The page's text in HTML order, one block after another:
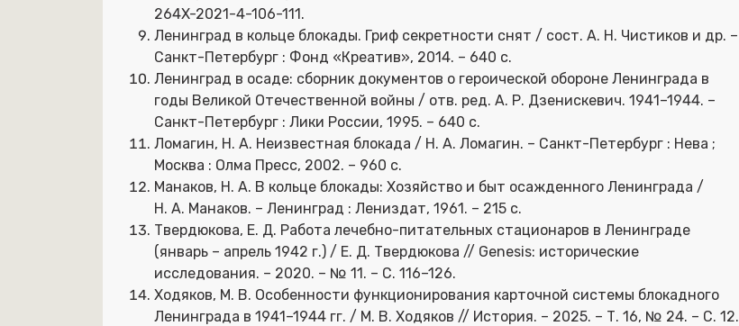
264X-2021-4-106-111.
Ленинград в кольце блокады. Гриф секретности снят / сост. А. Н. Чистиков и др. –
Санкт-Петербург : Фонд «Креатив», 2014. – 640 с.
Ленинград в осаде: сборник документов о героической обороне Ленинграда в
годы Великой Отечественной войны / отв. ред. А. Р. Дзенискевич. 1941–1944. –
Санкт-Петербург : Лики России, 1995. – 640 с.
Ломагин, Н. А. Неизвестная блокада / Н. А. Ломагин. – Санкт-Петербург : Нева ;
Москва : Олма Пресс, 2002. – 960 с.
Манаков, Н. А. В кольце блокады: Хозяйство и быт осажденного Ленинграда /
Н. А. Манаков. – Ленинград : Лениздат, 1961. – 215 с.
Твердюкова, Е. Д. Работа лечебно-питательных стационаров в Ленинграде
(январь – апрель 1942 г.) / Е. Д. Твердюкова // Genesis: исторические
исследования. – 2020. – № 11. – С. 116–126.
Ходяков, М. В. Особенности функционирования карточной системы блокадного
Ленинграда в 1941–1944 гг. / М. В. Ходяков // История. – 2025. – Т. 16, № 24. – С. 12.